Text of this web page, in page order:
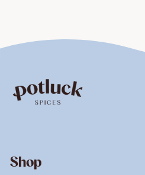
Shop